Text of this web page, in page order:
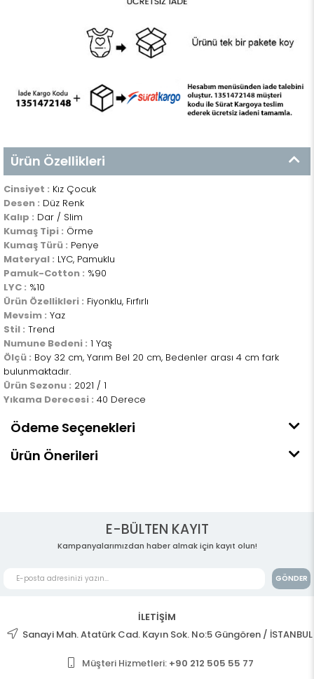
Ürün Özellikleri
Cinsiyet : Kız Çocuk
Desen : Düz Renk
Kalıp : Dar / Slim
Kumaş Tipi : Örme
Kumaş Türü : Penye
Materyal : LYC, Pamuklu
Pamuk-Cotton : %90
LYC : %10
Ürün Özellikleri : Fiyonklu, Fırfırlı
Mevsim : Yaz
Stil : Trend
Numune Bedeni : 1 Yaş
Ölçü : Boy 32 cm, Yarım Bel 20 cm, Bedenler arası 4 cm fark
bulunmaktadır.
Ürün Sezonu : 2021 / 1
Yıkama Derecesi : 40 Derece
Ödeme Seçenekleri
Ürün Önerileri
E-BÜLTEN KAYIT
Kampanyalarımızdan haber almak için kayıt olun!
GÖNDER
İLETİŞİM
Sanayi Mah. Atatürk Cad. Kayın Sok. No:5 Güngören / İSTANBUL
Müşteri Hizmetleri: +90 212 505 55 77